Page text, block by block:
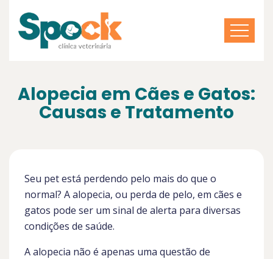
Alopecia em Cães e Gatos:
Causas e Tratamento
Seu pet está perdendo pelo mais do que o
normal? A alopecia, ou perda de pelo, em cães e
gatos pode ser um sinal de alerta para diversas
condições de saúde.
A alopecia não é apenas uma questão de